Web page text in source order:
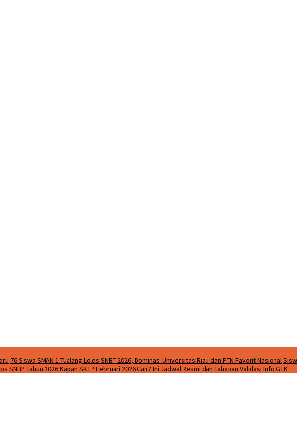
76 Siswa SMAN 1 Tualang Lolos SNBT 2026, Dominasi Universitas Riau dan PTN Favorit Nasional
SNBP Tahun 2026Kapan SKTP Februari 2026 Cair? Ini Jadwal Resmi dan Tahapan Validasi Info GTK